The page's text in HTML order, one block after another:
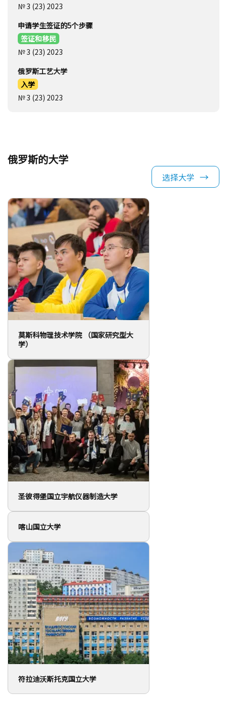
№ 3 (23) 2023
申请学生签证的5个步骤
签证和移民
№ 3 (23) 2023
俄罗斯工艺大学
入学
№ 3 (23) 2023
俄罗斯的大学
选择大学
莫斯科物理技术学院 （国家研究型大
学）
圣彼得堡国立宇航仪器制造大学
喀山国立大学
符拉迪沃斯托克国立大学